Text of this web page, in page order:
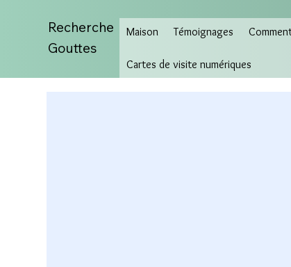
Recherche
Gouttes
Maison Témoignages
Cartes de visite numériques